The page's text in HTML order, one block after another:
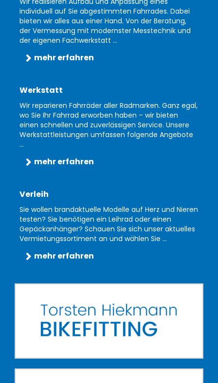
individuell auf Sie abgestimmten Fahrrades. Dabei
bieten wir alles aus einer Hand. Von der Beratung,
der Vermessung mit modernster Messtechnik und
der eigenen Fachwerkstatt ...
mehr erfahren
Werkstatt
Wir reparieren Fahrräder aller Radmarken. Ganz egal,
wo Sie Ihr Fahrrad erworben haben – wir bieten
einen schnellen und zuverlässigen Service. Unsere
Werkstattleistungen umfassen folgende Angebote
...
mehr erfahren
Verleih
Sie wollen brandaktuelle Modelle auf Herz und Nieren
testen? Sie benötigen ein Leihrad oder einen
Gepäckanhänger? Schauen Sie sich unser aktuelles
Vermietungssortiment an und wählen Sie ...
mehr erfahren